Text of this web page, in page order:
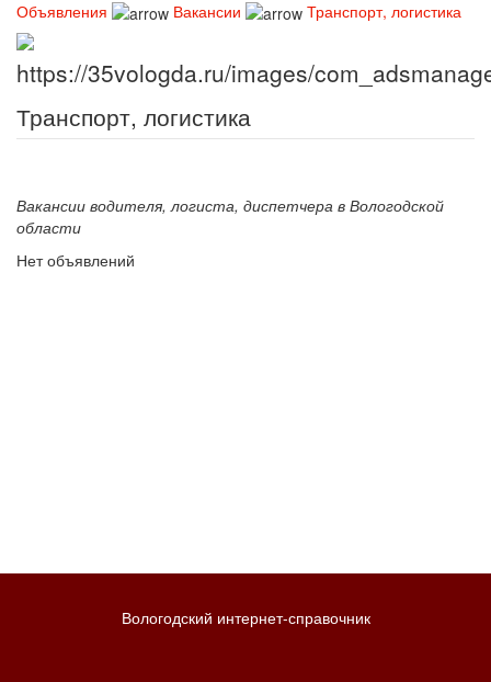
Объявления Вакансии Транспорт, логистика
Транспорт, логистика
Вакансии водителя, логиста, диспетчера в Вологодской
области
Нет объявлений
Вологодский интернет-справочник